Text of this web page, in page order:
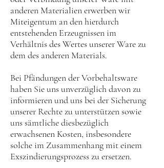
anderen Materialien erwerben wir
Miteigentum an den hierdurch
entstehenden Erzeugnissen im
Verhältnis des Wertes unserer Ware zu
dem des anderen Materials.
Bei Pfändungen der Vorbehaltsware
haben Sie uns unverzüglich davon zu
informieren und uns bei der Sicherung
unserer Rechte zu unterstützen sowie
uns sämtliche diesbezüglich
erwachsenen Kosten, insbesondere
solche im Zusammenhang mit einem
Exszindierungsprozess zu ersetzen.